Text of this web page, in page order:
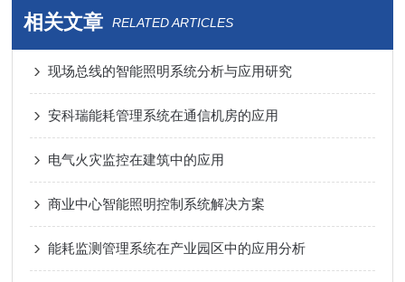
相关文章 RELATED ARTICLES
现场总线的智能照明系统分析与应用研究
安科瑞能耗管理系统在通信机房的应用
电气火灾监控在建筑中的应用
商业中心智能照明控制系统解决方案
能耗监测管理系统在产业园区中的应用分析